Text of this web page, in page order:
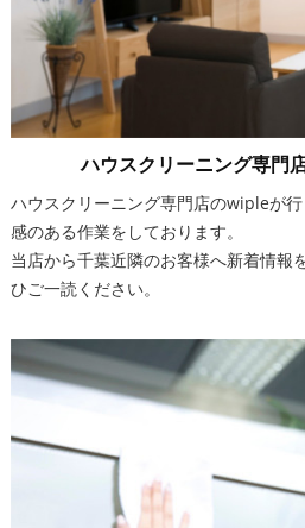
ハウスクリーニング専門
ハウスクリーニング専門店のwipleが
感のある作業をしております。
当店から千葉近隣のお客様へ新着情報
ひご一読ください。